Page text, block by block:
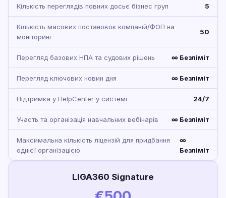
Кількість переглядів повних досьє бізнес груп 5
Кількість масових постановок компаній/ФОП на
моніторинг
50
Перегляд базових НПА та судових рішень ∞ Безліміт
Перегляд ключових новин дня ∞ Безліміт
Підтримка у HelpCenter у системі 24/7
Участь та організація навчальних вебінарів ∞ Безліміт
Максимальна кількість ліцензій для придбання
однієї організацією
∞
Безліміт
LIGA360 Signature